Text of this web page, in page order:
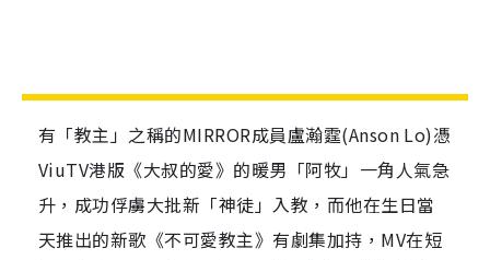
有「教主」之稱的MIRROR成員盧瀚霆(Anson Lo)憑
ViuTV港版《大叔的愛》的暖男「阿牧」一角人氣急
升，成功俘虜大批新「神徒」入教，而他在生日當
天推出的新歌《不可愛教主》有劇集加持，MV在短